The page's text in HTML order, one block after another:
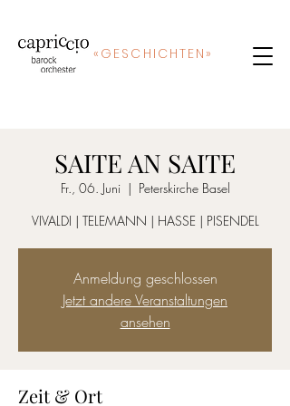
« GESCHICHTEN»
SAITE AN SAITE
Fr., 06. Juni
  |
Peterskirche Basel
VIVALDI | TELEMANN | HASSE | PISENDEL
Anmeldung geschlossen
Jetzt andere Veranstaltungen
ansehen
Zeit & Ort